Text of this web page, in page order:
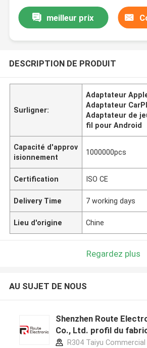
meilleur prix
DESCRIPTION DE PRODUIT
Surligner:
Adaptateur
Adaptateur
Adaptateur de
fil pour Android
Capacité d'approv
isionnement
1000000pcs
Certification ISO CE
Delivery Time 7 working days
Lieu d'origine Chine
Regardez plus
AU SUJET DE NOUS
Shenzhen Route
Co., Ltd. profil du
R304 Taiyu Commercial